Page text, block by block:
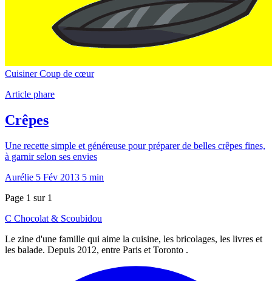
Cuisiner Coup de cœur
Article phare
Crêpes
Une recette simple et généreuse pour préparer de belles crêpes fines,
à garnir selon ses envies
Aurélie 5 Fév 2013 5 min
Page 1 sur 1
C Chocolat & Scoubidou
Le zine d'une famille qui aime la cuisine, les bricolages, les livres et
les balade. Depuis 2012, entre Paris et Toronto .